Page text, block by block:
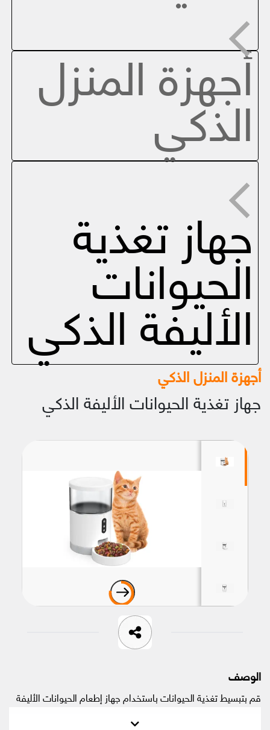
أجهزة المنزل
الذكي
جهاز تغذية
الحيوانات
الأليفة الذكي
أجهزة المنزل الذكي
جهاز تغذية الحيوانات الأليفة الذكي
الوصف
قم بتبسيط تغذية الحيوانات باستخدام جهاز إطعام الحيوانات الأليفة